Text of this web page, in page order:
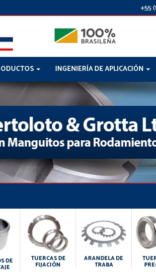
INGENIERÍA DE APLICACIÓN
DE TUERCAS DE
FIJACIÓN
ARANDELA DE
TRABA